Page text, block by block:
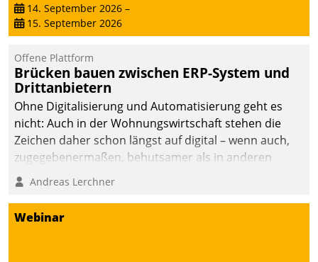
14. September 2026 –
15. September 2026
Offene Plattform
Brücken bauen zwischen ERP-System und
Drittanbietern
Ohne Digitalisierung und Automatisierung geht es
nicht: Auch in der Wohnungswirtschaft stehen die
Zeichen daher schon längst auf digital – wenn auch,
zugegebenermaßen, behutsamer als in anderen
Branchen.
Andreas Lerchner
Webinar